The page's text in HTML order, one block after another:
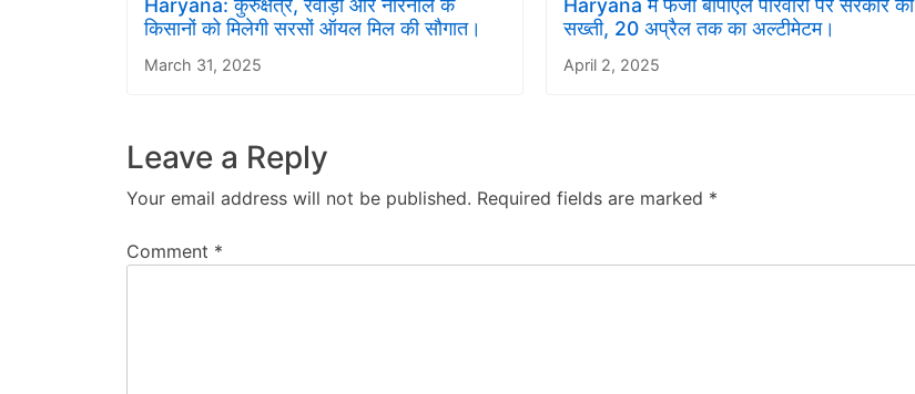
Haryana: कुरुक्षेत्र, रेवाड़ी और नारनौल के
किसानों को मिलेगी सरसों ऑयल मिल की सौगात।
March 31, 2025
Haryana में फर्जी बीपीएल परिवारों पर सरकार की
सख्ती, 20 अप्रैल तक का अल्टीमेटम।
April 2, 2025
Leave a Reply
Your email address will not be published. Required fields are marked *
Comment *